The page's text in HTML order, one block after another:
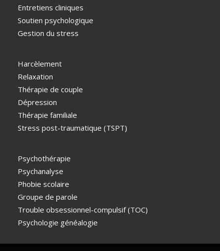
Entretiens cliniques
Soutien psychologique
Gestion du stress
Harcèlement
Relaxation
Thérapie de couple
Dépression
Thérapie familiale
Stress post-traumatique (TSPT)
Psychothérapie
Psychanalyse
Phobie scolaire
Groupe de parole
Trouble obsessionnel-compulsif (TOC)
Psychologie généalogie